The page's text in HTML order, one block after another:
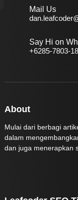
Mail Us
Say Hi on
+6285-7803-
About
Mulai dari berbagi
dalam
dan juga menerapkan